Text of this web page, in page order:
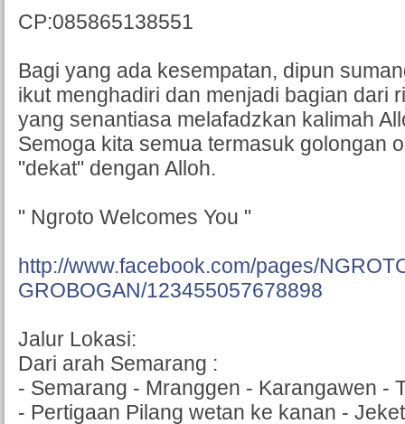
CP:085865138551
Bagi yang ada kesempatan, dipun
ikut menghadiri dan menjadi bagian dari
yang senantiasa melafadzkan kalimah
Semoga kita semua termasuk golongan
"dekat" dengan Alloh.
" Ngroto Welcomes You "
http://www.facebook.com/pages/
GROBOGAN/123455057678898
Jalur Lokasi:
Dari arah Semarang :
- Semarang - Mranggen - Karangawen -
- Pertigaan Pilang wetan ke kanan -